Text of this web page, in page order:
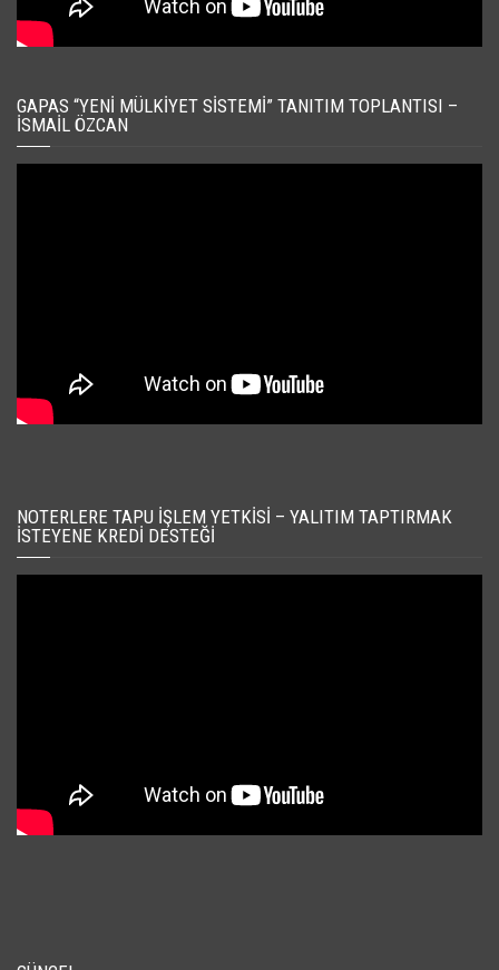
GAPAS “YENI MÜLKIYET SISTEMI” TANITIM TOPLANTISI –
İSMAIL ÖZCAN
NOTERLERE TAPU İŞLEM YETKISI – YALITIM TAPTIRMAK
İSTEYENE KREDI DESTEĞI